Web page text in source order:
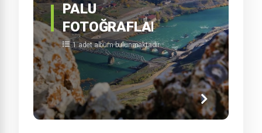
PALU
FOTOĞRAFLARI
1 adet albüm bulunmaktadır.